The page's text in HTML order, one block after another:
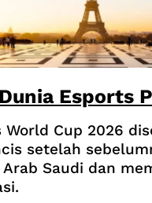
Esports
World Cup 2026
setelah
Arab Saudi dan